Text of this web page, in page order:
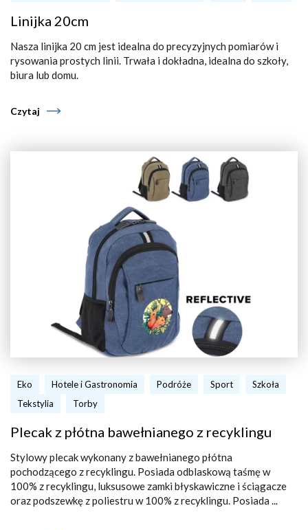
Linijka 20cm
Nasza linijka 20 cm jest idealna do precyzyjnych pomiarów i
rysowania prostych linii. Trwała i dokładna, idealna do szkoły,
biura lub domu.
Czytaj
Eko Hotele i Gastronomia Podróże Sport
Szkoła
Tekstylia
Torby
Plecak z płótna bawełnianego z recyklingu
Stylowy plecak wykonany z bawełnianego płótna
pochodzącego z recyklingu. Posiada odblaskową taśmę w
100% z recyklingu, luksusowe zamki błyskawiczne i ściągacze
oraz podszewkę z poliestru w 100% z recyklingu. Posiada ...